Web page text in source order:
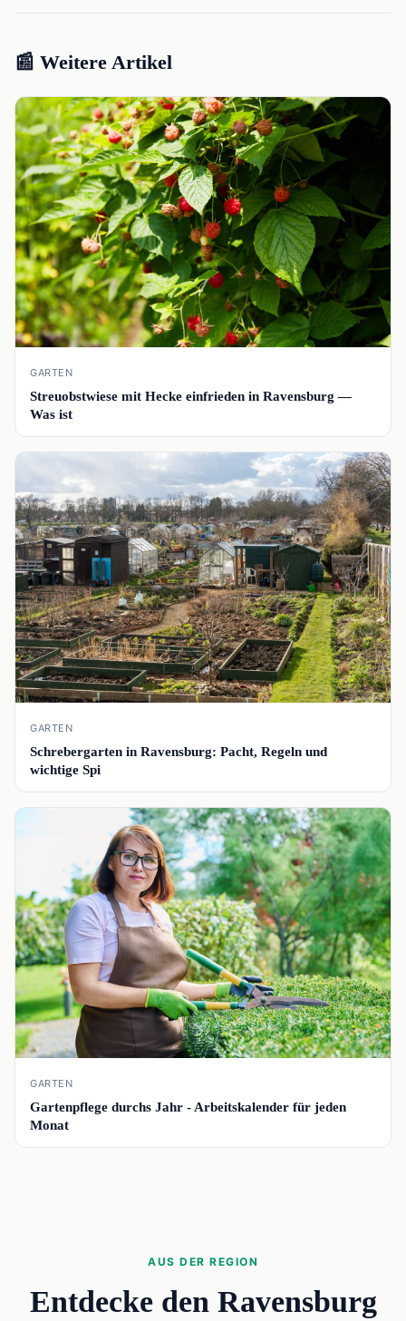
📰 Weitere Artikel
📰
GARTEN
Streuobstwiese mit Hecke einfrieden in Ravensburg —
Was ist
GARTEN
Schrebergarten in Ravensburg: Pacht, Regeln und
wichtige Spi
GARTEN
Gartenpflege durchs Jahr - Arbeitskalender für jeden
Monat
AUS DER REGION
Entdecke den Ravensburg